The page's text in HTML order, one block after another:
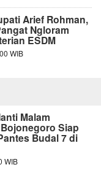
Arief Rohman,
Ngloram
ESDM
WIB
Malam
Siap
Budal 7 di
WIB